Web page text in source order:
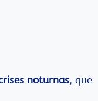
noturnas, que